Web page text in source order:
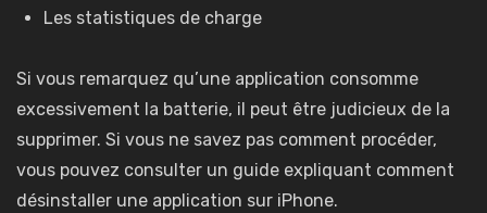
Les statistiques de charge
Si vous remarquez qu’une application consomme
excessivement la batterie, il peut être judicieux de la
supprimer. Si vous ne savez pas comment procéder,
vous pouvez consulter un guide expliquant comment
désinstaller une application sur iPhone.